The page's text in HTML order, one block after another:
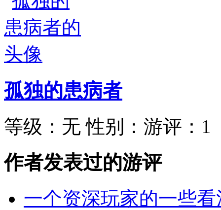
孤独的患病者
等级： 无 性别： 游评： 1
作者发表过的游评
一个资深玩家的一些看